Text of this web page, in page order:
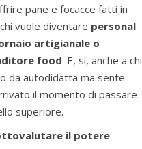
pane e focacce fatti in
vuole diventare personal
artigianale o
food. E, sì, anche a chi
da autodidatta ma sente
il momento di passare
superiore.
il potere